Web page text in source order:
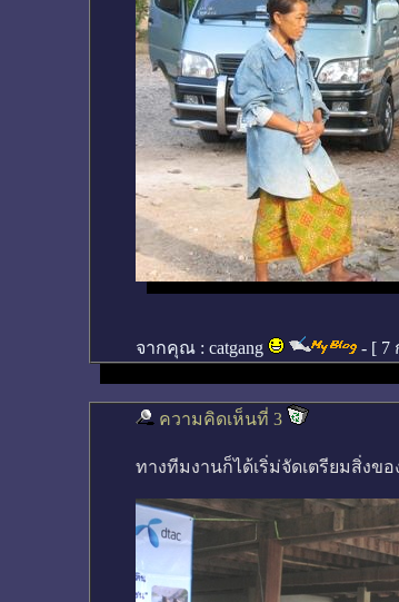
จากคุณ : catgang - [ 7
ความคิดเห็นที่ 3
ทางทีมงานก็ได้เริ่ม่จัดเตรียมสิ่งข